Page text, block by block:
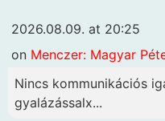
2026.08.09. at 20:25
on Menczer: Magyar
Nincs kommunikációs
gyalázássalx...